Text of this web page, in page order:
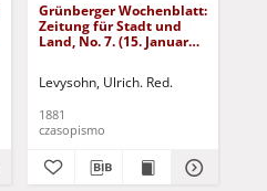
Grünberger Wochenblatt:
Zeitung für Stadt und
Land, No. 7. (15. Januar
Levysohn, Ulrich. Red.
1881
czasopismo